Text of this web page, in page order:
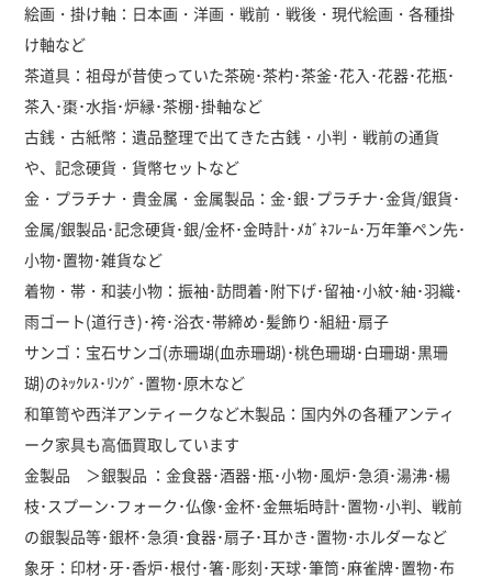
絵画・掛け軸：日本画・洋画・戦前・戦後・現代絵画・各種掛
け軸など
茶道具：祖母が昔使っていた茶碗･茶杓･茶釜･花入･花器･花瓶･
茶入･棗･水指･炉縁･茶棚･掛軸など
古銭・古紙幣：遺品整理で出てきた古銭・小判・戦前の通貨
や、記念硬貨・貨幣セットなど
金・プラチナ・貴金属・金属製品：金･銀･プラチナ･金貨/銀貨･
金属/銀製品･記念硬貨･銀/金杯･金時計･ﾒｶﾞﾈﾌﾚｰﾑ･万年筆ペン先･
小物･置物･雑貨など
着物・帯・和装小物：振袖･訪問着･附下げ･留袖･小紋･紬･羽織･
雨ゴート(道行き)･袴･浴衣･帯締め･髪飾り･組紐･扇子
サンゴ：宝石サンゴ(赤珊瑚(血赤珊瑚)･桃色珊瑚･白珊瑚･黒珊
瑚)のﾈｯｸﾚｽ･ﾘﾝｸﾞ･置物･原木など
和箪笥や西洋アンティークなど木製品：国内外の各種アンティ
ーク家具も高価買取しています
金製品 ＞銀製品 ：金食器･酒器･瓶･小物･風炉･急須･湯沸･楊
枝･スプーン･フォーク･仏像･金杯･金無垢時計･置物･小判、戦前
の銀製品等･銀杯･急須･食器･扇子･耳かき･置物･ホルダーなど
象牙：印材･牙･香炉･根付･箸･彫刻･天球･筆筒･麻雀牌･置物･布